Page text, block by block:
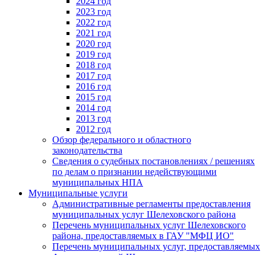
2023 год
2022 год
2021 год
2020 год
2019 год
2018 год
2017 год
2016 год
2015 год
2014 год
2013 год
2012 год
Обзор федерального и областного
законодательства
Сведения о судебных постановлениях / решениях
по делам о признании недействующими
муниципальных НПА
Муниципальные услуги
Административные регламенты предоставления
муниципальных услуг Шелеховского района
Перечень муниципальных услуг Шелеховского
района, предоставляемых в ГАУ "МФЦ ИО"
Перечень муниципальных услуг, предоставляемых